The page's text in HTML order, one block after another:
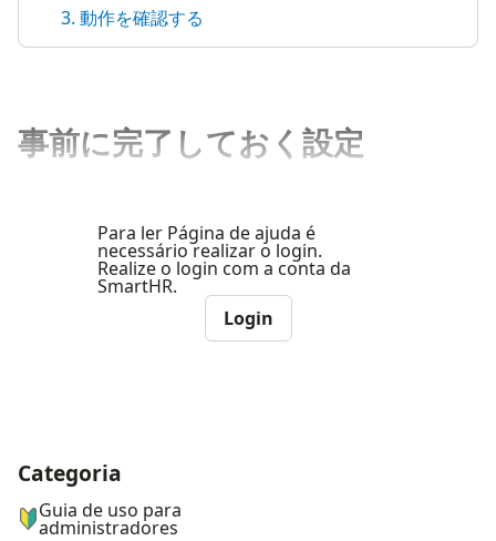
3. 動作を確認する
事前に完了しておく設定
Para ler Página de ajuda é
necessário realizar o login.
Realize o login com a conta da
SmartHR.
Login
ナビゲーションメニュー
Categoria
Guia de uso para
administradores